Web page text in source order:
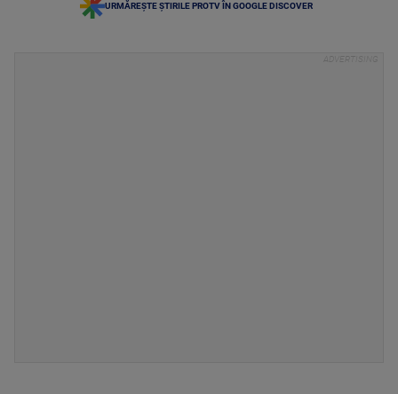
URMĂREȘTE ȘTIRILE PROTV ÎN GOOGLE DISCOVER